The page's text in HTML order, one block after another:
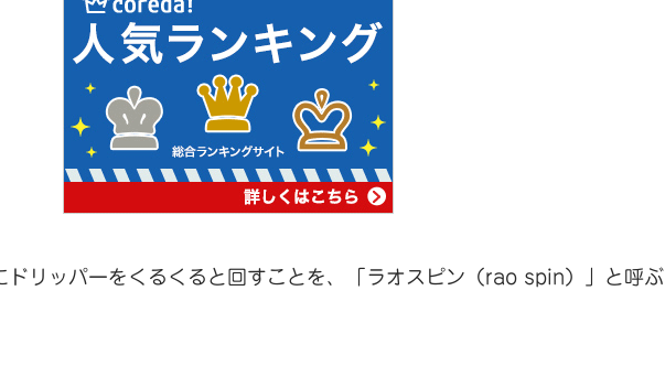
ドリッパーをくるくると回すことを、「ラオスピン（rao spin）」と呼ぶ